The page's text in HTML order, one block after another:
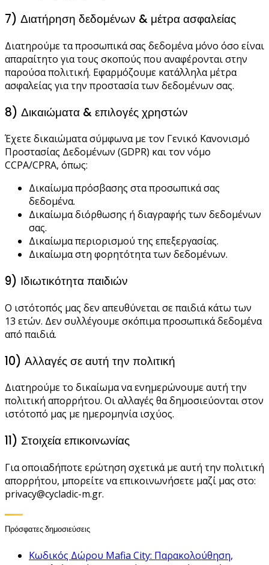
7) Διατήρηση δεδομένων & μέτρα ασφαλείας
Διατηρούμε τα προσωπικά σας δεδομένα μόνο όσο είναι
απαραίτητο για τους σκοπούς που αναφέρονται στην
παρούσα πολιτική. Εφαρμόζουμε κατάλληλα μέτρα
ασφαλείας για την προστασία των δεδομένων σας.
8) Δικαιώματα & επιλογές χρηστών
Έχετε δικαιώματα σύμφωνα με τον Γενικό Κανονισμό
Προστασίας Δεδομένων (GDPR) και τον νόμο
CCPA/CPRA, όπως:
Δικαίωμα πρόσβασης στα προσωπικά σας
δεδομένα.
Δικαίωμα διόρθωσης ή διαγραφής των δεδομένων
σας.
Δικαίωμα περιορισμού της επεξεργασίας.
Δικαίωμα στη φορητότητα των δεδομένων.
9) Ιδιωτικότητα παιδιών
Ο ιστότοπός μας δεν απευθύνεται σε παιδιά κάτω των
13 ετών. Δεν συλλέγουμε σκόπιμα προσωπικά δεδομένα
από παιδιά.
10) Αλλαγές σε αυτή την πολιτική
Διατηρούμε το δικαίωμα να ενημερώνουμε αυτή την
πολιτική απορρήτου. Οι αλλαγές θα δημοσιεύονται στον
ιστότοπό μας με ημερομηνία ισχύος.
11) Στοιχεία επικοινωνίας
Για οποιαδήποτε ερώτηση σχετικά με αυτή την πολιτική
απορρήτου, μπορείτε να επικοινωνήσετε μαζί μας στο:
privacy@cycladic-m.gr.
Πρόσφατες δημοσιεύσεις
Κωδικός Δώρου Mafia City: Παρακολούθηση,